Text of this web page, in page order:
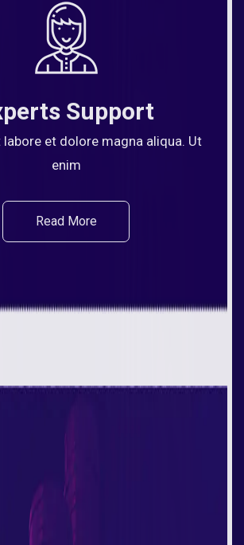
Support
et dolore magna aliqua. Ut
enim
Read More